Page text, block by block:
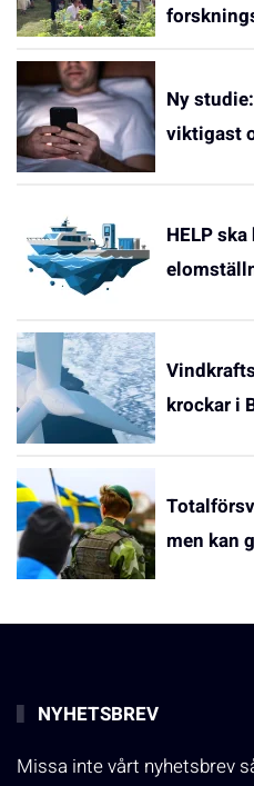
Ny
viktigast
HELP
krockar i
men kan
NYHETSBREV
Missa inte vårt nyhetsbrev